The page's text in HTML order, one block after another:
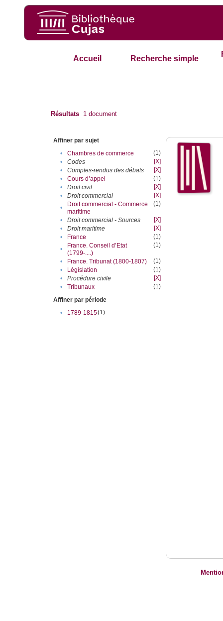
Accueil Recherche simple
Résultats 1 document
Affiner par sujet
•
Chambres de commerce
(1)
•
Codes
[X]
•
Comptes-rendus des débats
[X]
•
Cours d’appel
(1)
•
Droit civil
[X]
•
Droit commercial
[X]
•
Droit commercial - Commerce
maritime
(1)
• Droit commercial - Sources
[X]
•
Droit maritime
[X]
•
France
(1)
•
France. Conseil d’Etat
(1799-....)
(1)
• France. Tribunat (1800-1807)
(1)
•
Législation
(1)
•
Procédure civile
[X]
•
Tribunaux
(1)
Affiner par période
•
1789-1815(1)